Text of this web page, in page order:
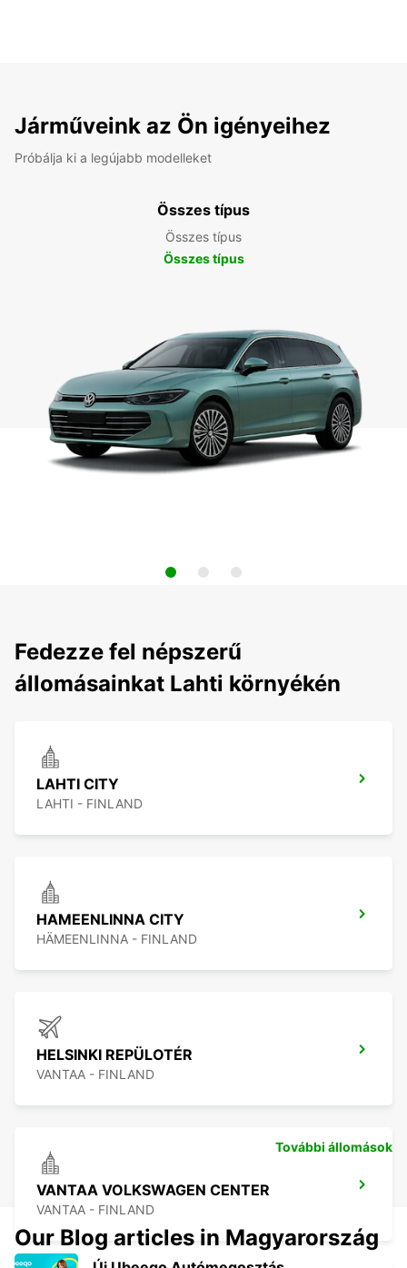
Járműveink az Ön igényeihez
Próbálja ki a legújabb modelleket
Összes típus
Összes típus
Összes típus
Fedezze fel népszerű
állomásainkat Lahti környékén
LAHTI CITY
LAHTI - FINLAND
HAMEENLINNA CITY
HÄMEENLINNA - FINLAND
HELSINKI REPÜLOTÉR
VANTAA - FINLAND
VANTAA VOLKSWAGEN CENTER
VANTAA - FINLAND
További állomások
Our Blog articles in Magyarország